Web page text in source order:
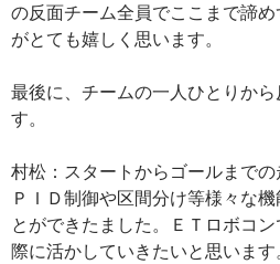
の反面チーム全員でここまで諦
がとても嬉しく思います。
最後に、チームの一人ひとりか
す。
村松：スタートからゴールまでの
ＰＩＤ制御や区間分け等様々な
とができたました。ＥＴロボコ
際に活かしていきたいと思います